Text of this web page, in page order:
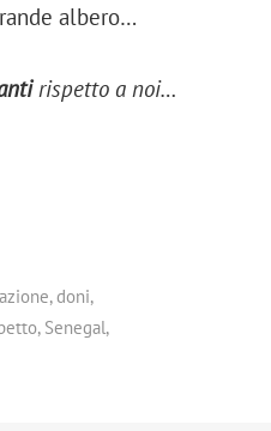
albero…
rispetto a noi…
,doni,
, Senegal,